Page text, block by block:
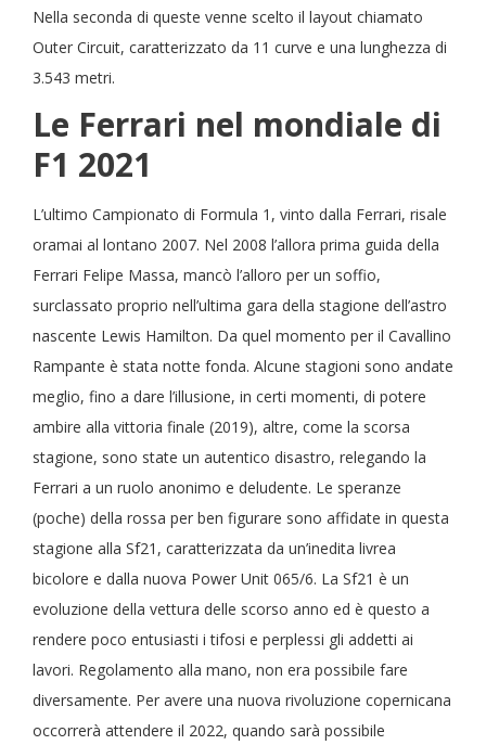
Nella seconda di queste venne scelto il layout chiamato
Outer Circuit, caratterizzato da 11 curve e una lunghezza di
3.543 metri.
Le Ferrari nel mondiale di
F1 2021
L’ultimo Campionato di Formula 1, vinto dalla Ferrari, risale
oramai al lontano 2007. Nel 2008 l’allora prima guida della
Ferrari Felipe Massa, mancò l’alloro per un soffio,
surclassato proprio nell’ultima gara della stagione dell’astro
nascente Lewis Hamilton. Da quel momento per il Cavallino
Rampante è stata notte fonda. Alcune stagioni sono andate
meglio, fino a dare l’illusione, in certi momenti, di potere
ambire alla vittoria finale (2019), altre, come la scorsa
stagione, sono state un autentico disastro, relegando la
Ferrari a un ruolo anonimo e deludente. Le speranze
(poche) della rossa per ben figurare sono affidate in questa
stagione alla Sf21, caratterizzata da un’inedita livrea
bicolore e dalla nuova Power Unit 065/6. La Sf21 è un
evoluzione della vettura delle scorso anno ed è questo a
rendere poco entusiasti i tifosi e perplessi gli addetti ai
lavori. Regolamento alla mano, non era possibile fare
diversamente. Per avere una nuova rivoluzione copernicana
occorrerà attendere il 2022, quando sarà possibile